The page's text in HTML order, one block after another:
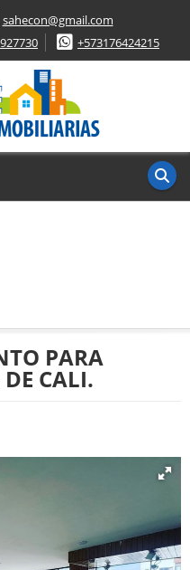
sahecon@gmail.com
+573176424215
PARA
DE CALI.